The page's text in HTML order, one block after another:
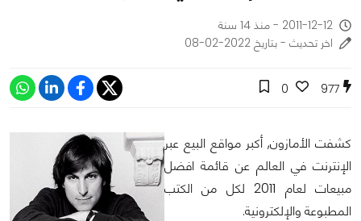
2011-12-12 - منذ 14 سنة
اخر تحديث - بتاريخ 2022-02-08
977
0
كشفت الأمازون, أكبر مواقع البيع عبر
الإنترنت في العالم عن قائمة افضل
مبيعات لعام 2011 لكل من الكتب
المطبوعة والإلكترونية.